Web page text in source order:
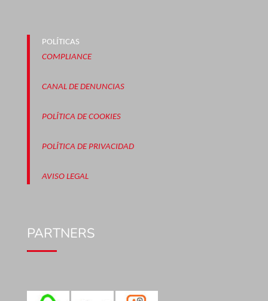
POLÍTICAS
COMPLIANCE
CANAL DE DENUNCIAS
POLÍTICA DE COOKIES
POLÍTICA DE PRIVACIDAD
AVISO LEGAL
PARTNERS